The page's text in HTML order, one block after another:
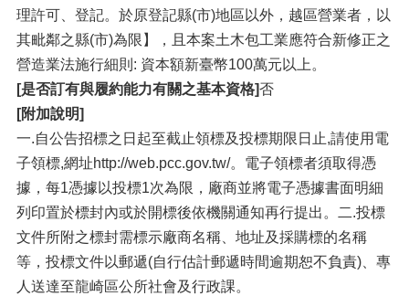
理許可、登記。於原登記縣(市)地區以外，越區營業者，以
其毗鄰之縣(市)為限】，且本案土木包工業應符合新修正之
營造業法施行細則: 資本額新臺幣100萬元以上。
[是否訂有與履約能力有關之基本資格]否
[附加說明]
一.自公告招標之日起至截止領標及投標期限日止,請使用電
子領標,網址http://web.pcc.gov.tw/。電子領標者須取得憑
據，每1憑據以投標1次為限，廠商並將電子憑據書面明細
列印置於標封內或於開標後依機關通知再行提出。二.投標
文件所附之標封需標示廠商名稱、地址及採購標的名稱
等，投標文件以郵遞(自行估計郵遞時間逾期恕不負責)、專
人送達至龍崎區公所社會及行政課。